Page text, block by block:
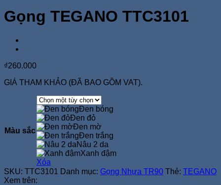
Gọng TEGANO TTC3101
₫260.000
GIÁ THAM KHẢO (ĐÃ BAO GỒM VAT).
Màu sắc
Đen bóng
Đen đỏ
Đen mờ
Đen trắng
Nâu 2 da
Xanh đậm
Xóa
SKU: TTC3101 Danh mục: Gọng Nhựa TR90 Thẻ: TEGANO
Xem trên: